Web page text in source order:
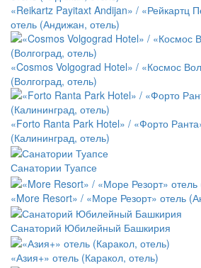
«Reikartz Payitaxt Andijan» / «Рейкартц
отель (Андижан, отель)
«Cosmos Volgograd Hotel» / «Космос
(Волгоград, отель)
«Forto Ranta Park Hotel» / «Форто
(Калининград, отель)
Санатории Туапсе
«More Resort» / «Море Резорт» отель
Санаторий Юбилейный Башкирия
«Азия+» отель (Каракол, отель)